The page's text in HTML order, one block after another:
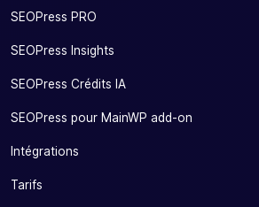
SEOPress PRO
SEOPress Insights
SEOPress Crédits IA
SEOPress pour MainWP add-on
Intégrations
Tarifs